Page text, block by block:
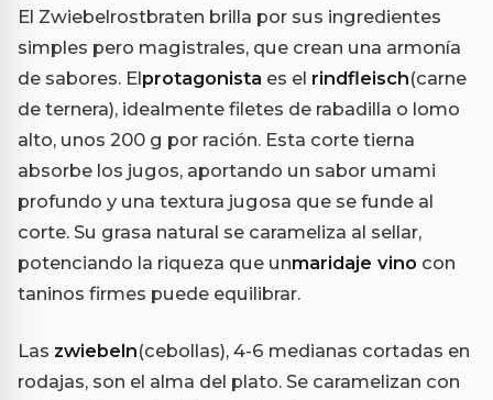
El Zwiebelrostbraten brilla por sus ingredientes
simples pero magistrales, que crean una armonía
de sabores. Elprotagonista es el rindfleisch(carne
de ternera), idealmente filetes de rabadilla o lomo
alto, unos 200 g por ración. Esta corte tierna
absorbe los jugos, aportando un sabor umami
profundo y una textura jugosa que se funde al
corte. Su grasa natural se carameliza al sellar,
potenciando la riqueza que unmaridaje vino con
taninos firmes puede equilibrar.
Las zwiebeln(cebollas), 4-6 medianas cortadas en
rodajas, son el alma del plato. Se caramelizan con